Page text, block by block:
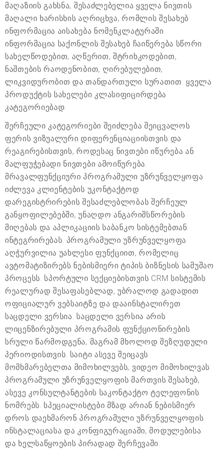
მაღაზიის გახსნა, შესაძლებელია ყველა ნივთის
მაღალი ხარისხის აღრიცხვა, რომლის შესახებ
ინფორმაცია აისახება ნომენკლატურაში.
ინფორმაცია საქონლის შესახებ ჩაიწერება სწორი
სახელწოდებით, აღწერით, შტრიხკოდებით,
ნაშთების რაოდენობით, ღირებულებით,
ლიკვიდურობით და თანდართული სურათით. ყველა
პროდუქტის სახელები კლასიფიცირდება
კატეგორიებად.
შერჩეული კატეგორიები შეიძლება შეიცვალოს
ფერის ვიზუალური დიფერენციაციისთვის და
რეაგირებისთვის, როდესაც ნივთები იწურება ან
მალფუჭებადი ნივთები ამოიწურება.
მრავალფუნქციური პროგრამული უზრუნველყოფა
იძლევა კლიენტების უკონტაქტოდ
დარეგისტრირების შესაძლებლობას შერჩეულ
განყოფილებებში, უნაღდო ანგარიშსწორების
მიღებას და აპლიკაციის საბანკო სისტემებთან
ინტეგრირებას. პროგრამული უზრუნველყოფა
აღჭურვილია უახლესი ფუნქციით, რომელიც
ავტომატიზირებს ნებისმიერი ტიპის ბიზნესის სამუშაო
პროცესს. სპორტული სექციებისთვის CRM სისტემის
რეალურად შესაფასებლად, უბრალოდ გადადით
ოფიციალურ ვებსაიტზე და დააინსტალირეთ
საცდელი ვერსია. საცდელი ვერსია არის
ლიცენზირებული პროგრამის ფუნქციონირების
სრული წარმოდგენა, მაგრამ მხოლოდ შეზღუდული
პერიოდისთვის. საიტი ასევე შეიცავს
მომხმარებელთა მიმოხილვებს, ვიდეო მიმოხილვას
პროგრამული უზრუნველყოფის მართვის შესახებ,
ასევე კონსულტანტების საკონტაქტო ტელეფონის
ნომრებს. სპეციალისტები მზად არიან ნებისმიერ
დროს დაეხმარონ პროგრამული უზრუნველყოფის
ინსტალაციასა და კონფიგურაციაში, მოდულებისა
და ხელსაწყოების პირადად შერჩევაში.